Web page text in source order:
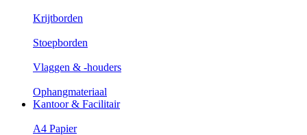
Krijtborden
Stoepborden
Vlaggen & -houders
Ophangmateriaal
Kantoor & Facilitair
A4 Papier